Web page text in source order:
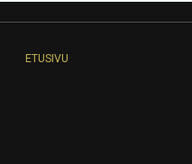
ETUSIVU